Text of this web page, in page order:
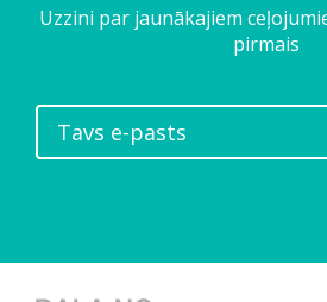
Uzzini par jaunākajiem
pirmais